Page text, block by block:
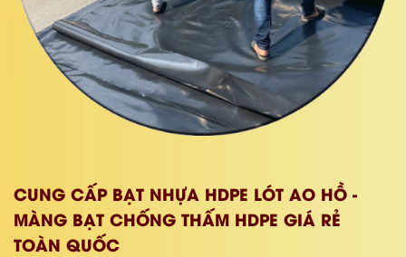
CUNG CẤP BẠT NHỰA HDPE LÓT AO HỒ -
MÀNG BẠT CHỐNG THẤM HDPE GIÁ RẺ
TOÀN QUỐC